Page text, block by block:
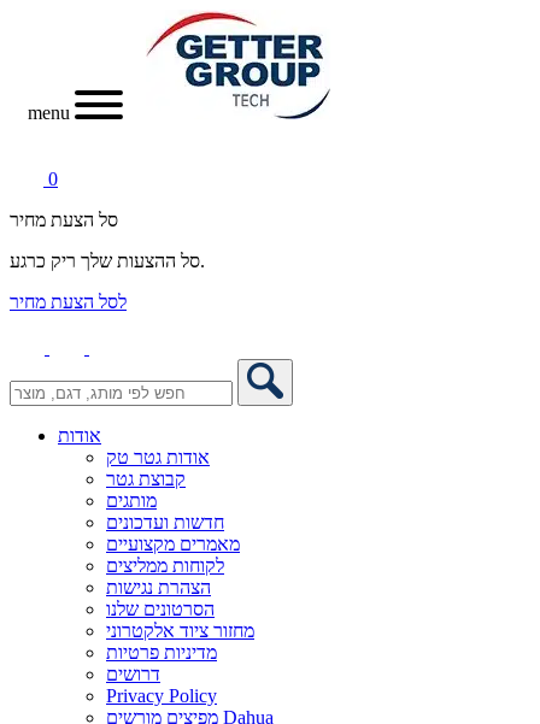
menu
0
סל הצעת מחיר
סל ההצעות שלך ריק כרגע.
לסל הצעת מחיר
אודות
אודות גטר טק
קבוצת גטר
מותגים
חדשות ועדכונים
מאמרים מקצועיים
לקוחות ממליצים
הצהרת נגישות
הסרטונים שלנו
מחזור ציוד אלקטרוני
מדיניות פרטיות
דרושים
Privacy Policy
מפיצים מורשים Dahua